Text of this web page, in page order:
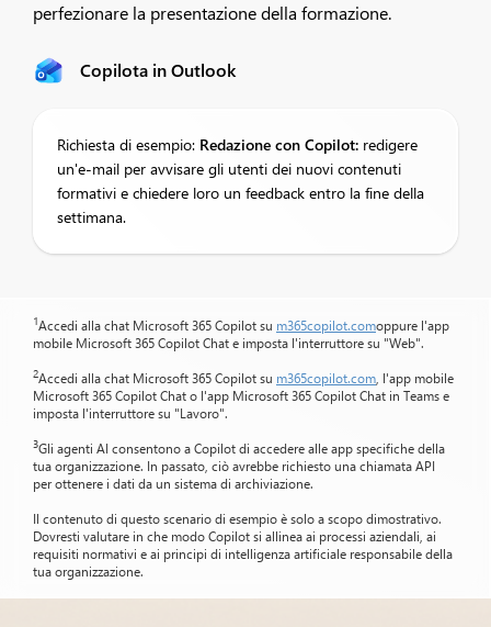
perfezionare la presentazione della formazione.​
Copilota in Outlook
Richiesta di esempio: Redazione con Copilot: redigere
un'e-mail per avvisare gli utenti dei nuovi contenuti
formativi e chiedere loro un feedback entro la fine della
settimana.
1Accedi alla chat Microsoft 365 Copilot su m365copilot.comoppure l'app
mobile Microsoft 365 Copilot Chat e imposta l'interruttore su "Web".
2Accedi alla chat Microsoft 365 Copilot su m365copilot.com , l'app mobile
Microsoft 365 Copilot Chat o l'app Microsoft 365 Copilot Chat in Teams e
imposta l'interruttore su "Lavoro".
3Gli agenti AI consentono a Copilot di accedere alle app specifiche della
tua organizzazione. In passato, ciò avrebbe richiesto una chiamata API
per ottenere i dati da un sistema di archiviazione.
Il contenuto di questo scenario di esempio è solo a scopo dimostrativo.
Dovresti valutare in che modo Copilot si allinea ai processi aziendali, ai
requisiti normativi e ai principi di intelligenza artificiale responsabile della
tua organizzazione.